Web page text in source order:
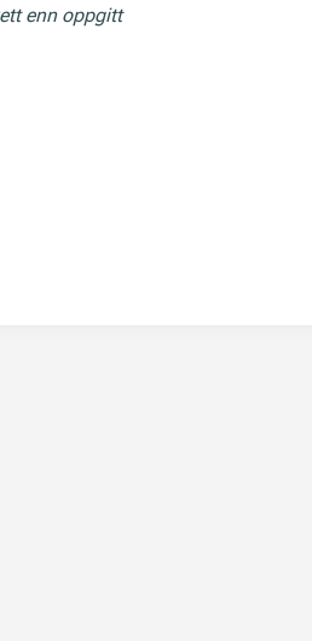
enn oppgitt